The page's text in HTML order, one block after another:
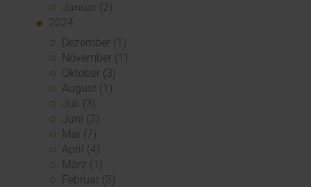
Januar (2)
2024
Dezember (1)
November (1)
Oktober (3)
August (1)
Juli (3)
Juni (3)
Mai (7)
April (4)
März (1)
Februar (3)